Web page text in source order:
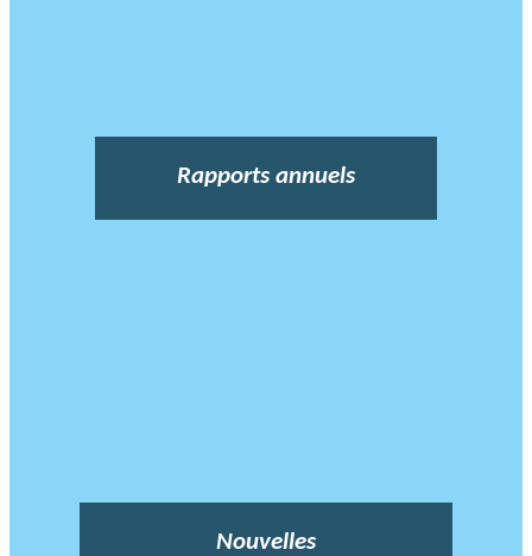
Rapports annuels
Nouvelles